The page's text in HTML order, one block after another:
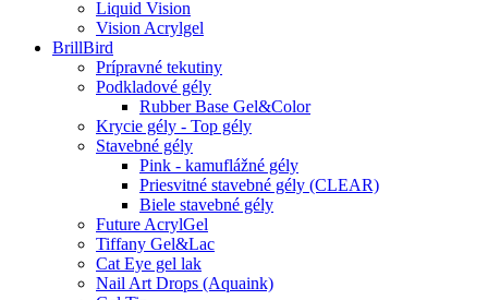
Liquid Vision
Vision Acrylgel
BrillBird
Prípravné tekutiny
Podkladové gély
Rubber Base Gel&Color
Krycie gély - Top gély
Stavebné gély
Pink - kamuflážné gély
Priesvitné stavebné gély (CLEAR)
Biele stavebné gély
Future AcrylGel
Tiffany Gel&Lac
Cat Eye gel lak
Nail Art Drops (Aquaink)